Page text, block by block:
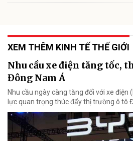
XEM THÊM KINH TẾ THẾ GIỚI
Nhu cầu xe điện tăng tốc,
Đông Nam Á
Nhu cầu ngày càng tăng đối với xe điện
lực quan trọng thúc đẩy thị trường ô tô